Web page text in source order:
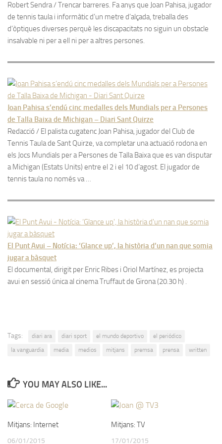
Robert Sendra / Trencar barreres. Fa anys que Joan Pahisa, jugador
de tennis taula i informàtic d’un metre d’alçada, treballa des
d’òptiques diverses perquè les discapacitats no siguin un obstacle
insalvable ni per a ell ni per a altres persones.
Joan Pahisa s’endú cinc medalles dels Mundials per a Persones
de Talla Baixa de Michigan – Diari Sant Quirze
Redacció / El palista cugatenc Joan Pahisa, jugador del Club de
Tennis Taula de Sant Quirze, va completar una actuació rodona en
els Jocs Mundials per a Persones de Talla Baixa que es van disputar
a Michigan (Estats Units) entre el 2 i el 10 d’agost. El jugador de
tennis taula no només va …
El Punt Avui – Notícia: ‘Glance up’, la història d’un nan que somia
jugar a bàsquet
El documental, dirigit per Enric Ribes i Oriol Martínez, es projecta
avui en sessió única al cinema Truffaut de Girona (20.30 h) .
Tags: diari ara diari sport el mundo deportivo
el periódico
la vanguardia
media medios mitjans premsa prensa written
YOU MAY ALSO LIKE...
Mitjans: Internet
06/01/2015
Mitjans: TV
17/01/2015